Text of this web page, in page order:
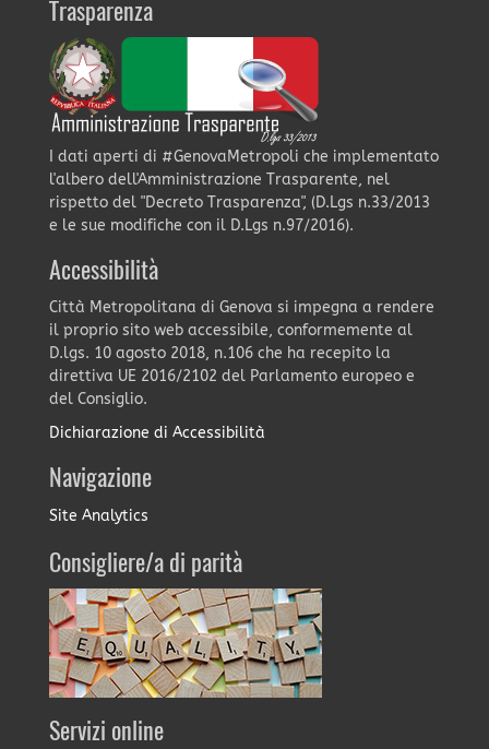
Trasparenza
I dati aperti di #GenovaMetropoli che implementato
l'albero dell'Amministrazione Trasparente, nel
rispetto del "Decreto Trasparenza", (D.Lgs n.33/2013
e le sue modifiche con il D.Lgs n.97/2016).
Accessibilità
Città Metropolitana di Genova si impegna a rendere
il proprio sito web accessibile, conformemente al
D.lgs. 10 agosto 2018, n.106 che ha recepito la
direttiva UE 2016/2102 del Parlamento europeo e
del Consiglio.
Dichiarazione di Accessibilità
Navigazione
Site Analytics
Consigliere/a di parità
Servizi online